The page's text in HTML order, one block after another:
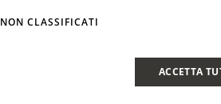
NON CLASSIFICATI
ACCETTA